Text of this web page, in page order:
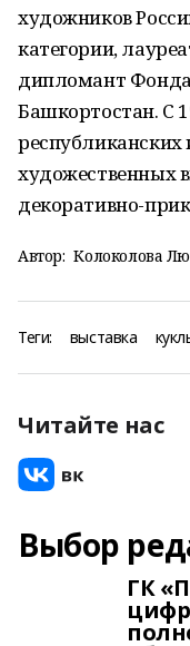
художников
категории,
дипломант
Башкортостан. С
художественных
декоративно-
Автор: Колоколова
Теги: выставка
Читайте нас
Выбор
ГК